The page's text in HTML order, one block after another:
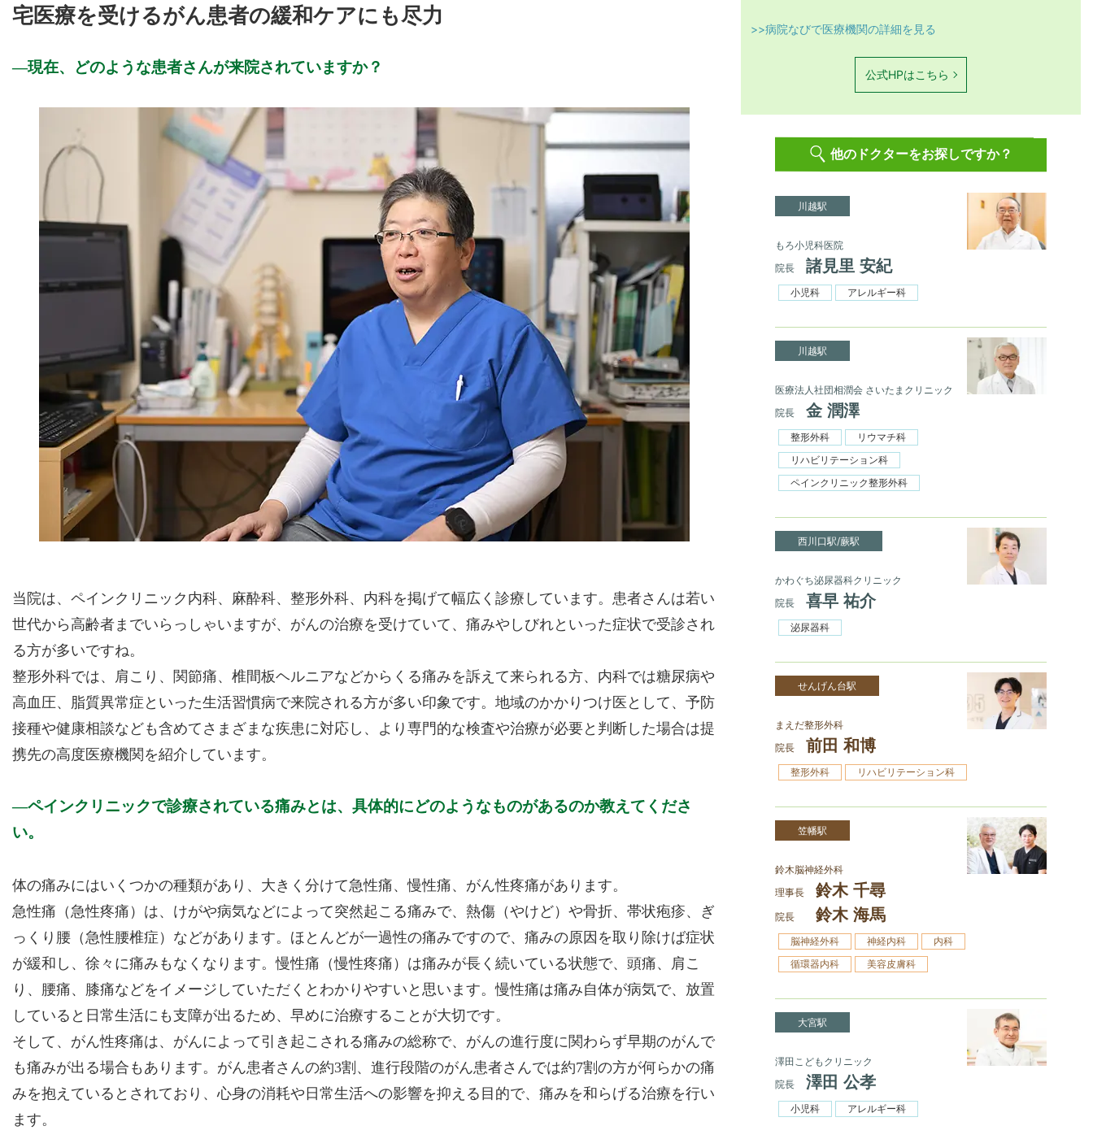
宅医療を受けるがん患者の緩和ケアにも尽力
現在、どのような患者さんが来院されていますか？
当院は、ペインクリニック内科、麻酔科、整形外科、内科を掲げて幅広く診療しています。患者さんは若い
世代から高齢者までいらっしゃいますが、がんの治療を受けていて、痛みやしびれといった症状で受診され
る方が多いですね。
整形外科では、肩こり、関節痛、椎間板ヘルニアなどからくる痛みを訴えて来られる方、内科では糖尿病や
高血圧、脂質異常症といった生活習慣病で来院される方が多い印象です。地域のかかりつけ医として、予防
接種や健康相談なども含めてさまざまな疾患に対応し、より専門的な検査や治療が必要と判断した場合は提
携先の高度医療機関を紹介しています。
ペインクリニックで診療されている痛みとは、具体的にどのようなものがあるのか教えてくださ
い。
体の痛みにはいくつかの種類があり、大きく分けて急性痛、慢性痛、がん性疼痛があります。
急性痛（急性疼痛）は、けがや病気などによって突然起こる痛みで、熱傷（やけど）や骨折、帯状疱疹、ぎ
っくり腰（急性腰椎症）などがあります。ほとんどが一過性の痛みですので、痛みの原因を取り除けば症状
が緩和し、徐々に痛みもなくなります。慢性痛（慢性疼痛）は痛みが長く続いている状態で、頭痛、肩こ
り、腰痛、膝痛などをイメージしていただくとわかりやすいと思います。慢性痛は痛み自体が病気で、放置
していると日常生活にも支障が出るため、早めに治療することが大切です。
そして、がん性疼痛は、がんによって引き起こされる痛みの総称で、がんの進行度に関わらず早期のがんで
も痛みが出る場合もあります。がん患者さんの約3割、進行段階のがん患者さんでは約7割の方が何らかの痛
みを抱えているとされており、心身の消耗や日常生活への影響を抑える目的で、痛みを和らげる治療を行い
ます。
>>病院なびで医療機関の詳細を見る
公式HPはこちら
他のドクターをお探しですか？
川越駅
もろ小児科医院
院長
諸見里 安紀
小児科 アレルギー科
川越駅
医療法人社団相潤会 さいたまクリニック
院長
金 潤澤
整形外科
リウマチ科
リハビリテーション科
ペインクリニック整形外科
西川口駅/蕨駅
かわぐち泌尿器科クリニック
院長
喜早 祐介
泌尿器科
せんげん台駅
まえだ整形外科
院長
前田 和博
整形外科 リハビリテーション科
笠幡駅
鈴木脳神経外科
理事長
鈴木 千尋
院長 鈴木 海馬
脳神経外科 神経内科
内科
循環器内科
美容皮膚科
大宮駅
澤田こどもクリニック
院長
澤田 公孝
小児科 アレルギー科